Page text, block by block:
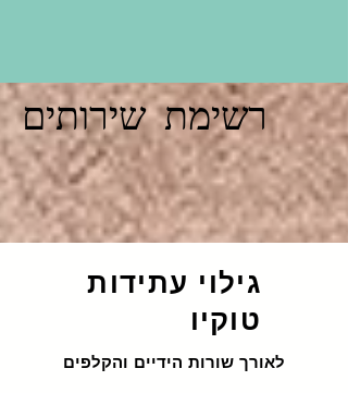
רשימת שירותים
גילוי עתידות
טוקיו
לאורך שורות הידיים והקלפים